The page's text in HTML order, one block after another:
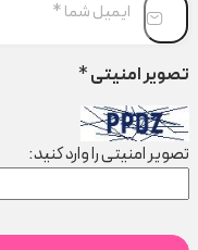
تصویر امنیتی*
تصویر امنیتی را وارد کنید: